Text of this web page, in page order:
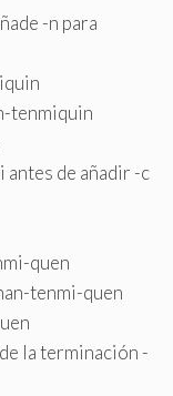
-n para
tenmiquin
antes de añadir -c
quen
tenmi-quen
la terminación -